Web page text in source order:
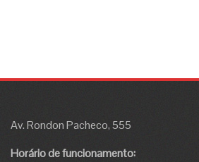
Av. Rondon Pacheco, 555
Horário de funcionamento: